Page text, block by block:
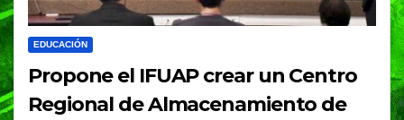
EDUCACIÓN
Propone el IFUAP crear un Centro
Regional de Almacenamiento de